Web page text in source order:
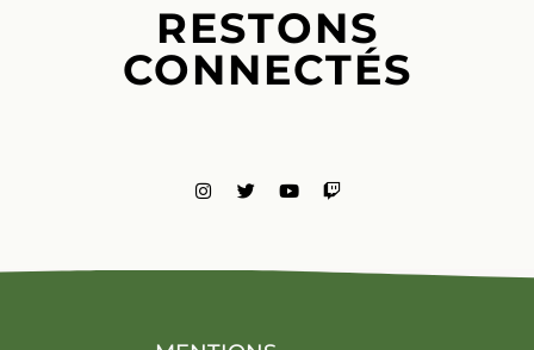
RESTONS
CONNECTÉS